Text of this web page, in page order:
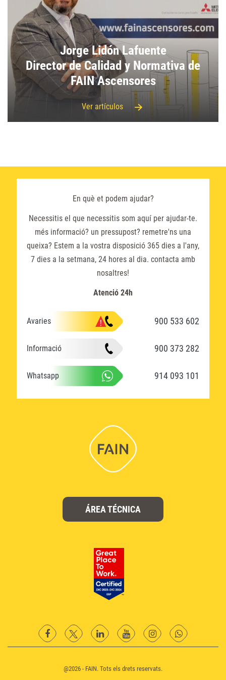
Jorge Lidón Lafuente
Director de Calidad y Normativa de
FAIN Ascensores
Ver artículos
En què et podem ajudar?
Necessitis el que necessitis som aquí per ajudar-te.
més informació? un pressupost? remetre'ns una
queixa? Estem a la vostra disposició 365 dies a l'any,
7 dies a la setmana, 24 hores al dia. contacta amb
nosaltres!
Atenció 24h
Avaries 900 533 602
Informació 900 373 282
Whatsapp 914 093 101
ÁREA TÉCNICA
facebooktwitter LinkedinYouTubeinstagramWhatsapp
@2026 - FAIN. Tots els drets reservats.